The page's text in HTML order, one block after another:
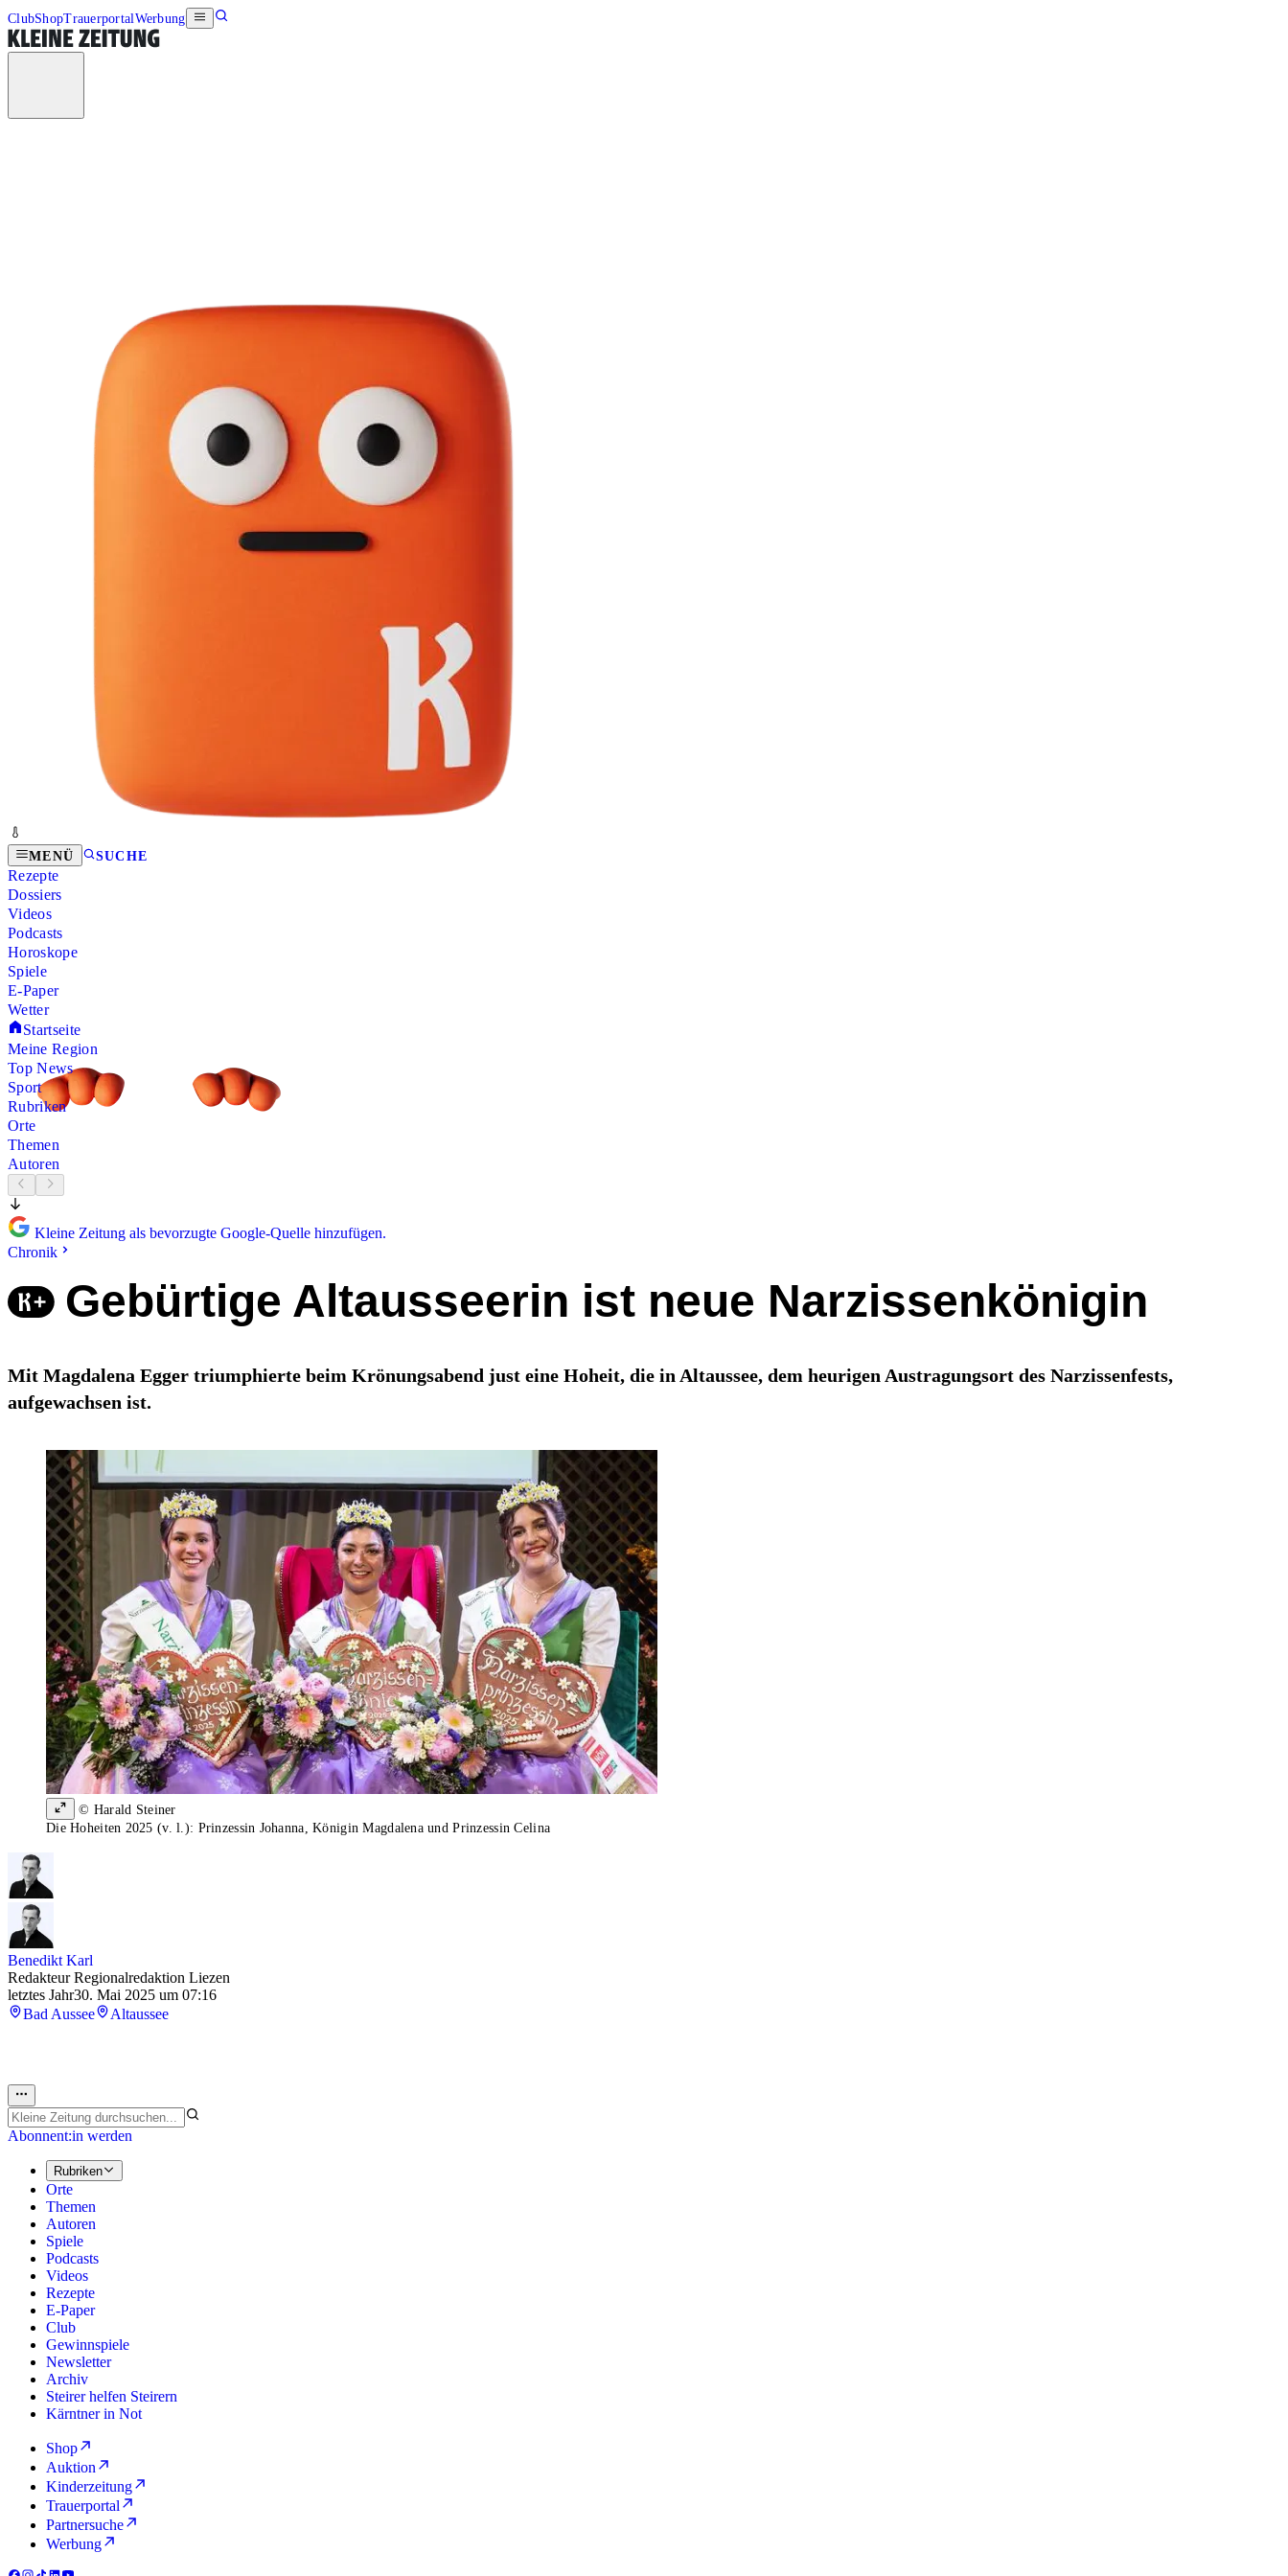
ClubShopTrauerportalWerbung
MENÜ SUCHE
Rezepte
Dossiers
Videos
Podcasts
Horoskope
Spiele
E-Paper
Wetter
Startseite
Meine Region
Top News
Sport
Rubriken
Orte
Themen
Autoren
Kleine Zeitung als bevorzugte Google-Quelle hinzufügen.
Chronik
Gebürtige Altausseerin ist neue Narzissenkönigin
Mit Magdalena Egger triumphierte beim Krönungsabend just eine Hoheit, die in Altaussee, dem heurigen Austragungsort des Narzissenfests,
aufgewachsen ist.
© Harald Steiner
Die Hoheiten 2025 (v. l.): Prinzessin Johanna, Königin Magdalena und Prinzessin Celina
Benedikt Karl
Redakteur Regionalredaktion Liezen
letztes Jahr30. Mai 2025 um 07:16
Bad Aussee
Altaussee
Abonnent:in werden
Rubriken
Orte
Themen
Autoren
Spiele
Podcasts
Videos
Rezepte
E-Paper
Club
Gewinnspiele
Newsletter
Archiv
Steirer helfen Steirern
Kärntner in Not
Shop
Auktion
Kinderzeitung
Trauerportal
Partnersuche
Werbung